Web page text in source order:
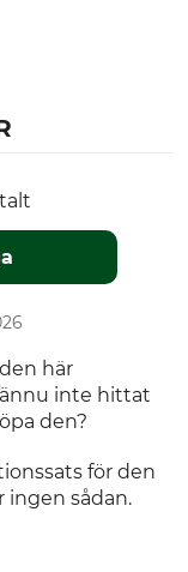
här
ännu inte hittat
den?
för den
ingen sådan.